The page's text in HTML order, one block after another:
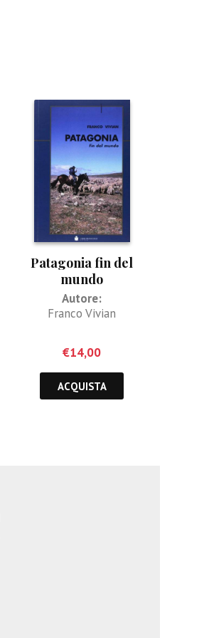
Patagonia fin del
mundo
Autore:
Franco Vivian
€14,00
ACQUISTA